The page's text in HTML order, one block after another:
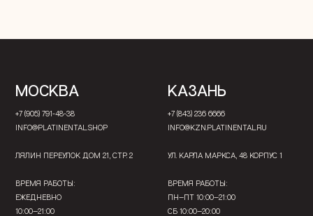
МОСКВА
+7 (905) 791-48-38
INFO@PLATINENTAL.SHOP
ЛЯЛИН ПЕРЕУЛОК ДОМ 21, СТР. 2
ВРЕМЯ РАБОТЫ:
ЕЖЕДНЕВНО
10:00—21:00
КАЗАНЬ
+7 (843) 236 6666
INFO@KZN.PLATINENTAL.RU
УЛ. КАРЛА МАРКСА, 48 КОРПУС 1
ВРЕМЯ РАБОТЫ:
ПН—ПТ 10:00—21:00
СБ 10:00—20:00